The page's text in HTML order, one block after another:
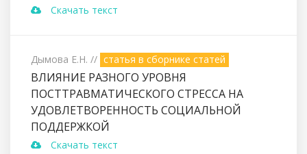
Скачать текст
Дымова Е.Н. // статья в сборнике статей
ВЛИЯНИЕ РАЗНОГО УРОВНЯ
ПОСТТРАВМАТИЧЕСКОГО СТРЕССА НА
УДОВЛЕТВОРЕННОСТЬ СОЦИАЛЬНОЙ
ПОДДЕРЖКОЙ
Скачать текст